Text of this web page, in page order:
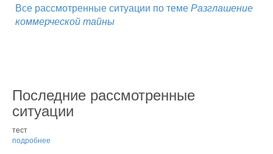
Все рассмотренные ситуации по темеРазглашение
коммерческой тайны
Последние рассмотренные
ситуации
тест
подробнее